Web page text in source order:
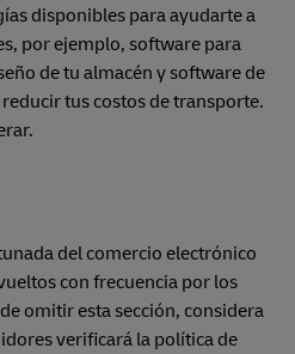
disponibles para ayudarte a
por ejemplo, software para
de tu almacén y software de
tus costos de transporte.
del comercio electrónico
con frecuencia por los
omitir esta sección, considera
verificará la política de